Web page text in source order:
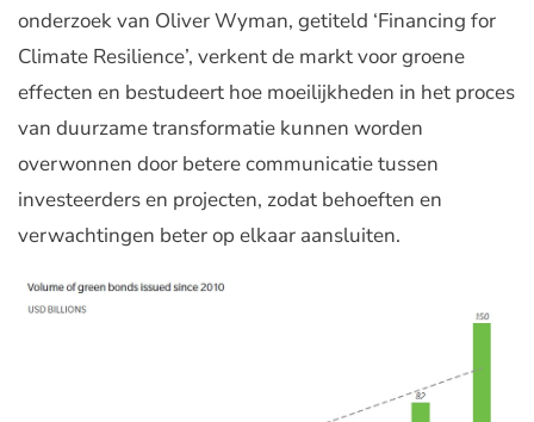
onderzoek van Oliver Wyman, getiteld ‘Financing for
Climate Resilience’, verkent de markt voor groene
effecten en bestudeert hoe moeilijkheden in het proces
van duurzame transformatie kunnen worden
overwonnen door betere communicatie tussen
investeerders en projecten, zodat behoeften en
verwachtingen beter op elkaar aansluiten.